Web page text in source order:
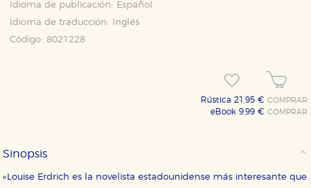
Idioma de publicación:
Español
Idioma de traducción:
Inglés
Código: 8021228
Rústica 21,95 €COMPRAR
eBook 9,99 €COMPRAR
Sinopsis
«Louise Erdrich es la novelista estadounidense más interesante que